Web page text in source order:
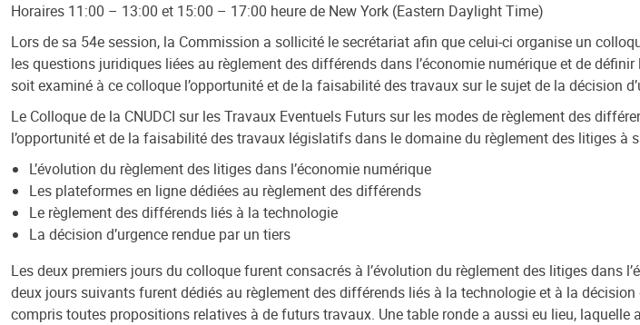
Horaires 11:00 – 13:00 et 15:00 – 17:00 heure de New York (Eastern Daylight Time)
Lors de sa 54e session, la Commission a sollicité le secrétariat afin que celui-ci organise un
les questions juridiques liées au règlement des différends dans l’économie numérique et de
soit examiné à ce colloque l’opportunité et de la faisabilité des travaux sur le sujet de la décision
Le Colloque de la CNUDCI sur les Travaux Eventuels Futurs sur les modes de règlement des
l’opportunité et de la faisabilité des travaux législatifs dans le domaine du règlement des litiges
L’évolution du règlement des litiges dans l’économie numérique
Les plateformes en ligne dédiées au règlement des différends
Le règlement des différends liés à la technologie
La décision d’urgence rendue par un tiers
Les deux premiers jours du colloque furent consacrés à l’évolution du règlement des litiges dans
deux jours suivants furent dédiés au règlement des différends liés à la technologie et à la
compris toutes propositions relatives à de futurs travaux. Une table ronde a aussi eu lieu,